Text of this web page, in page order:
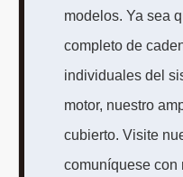
modelos. Ya sea
completo de
individuales del
motor, nuestro
cubierto. Visite
comuníquese con